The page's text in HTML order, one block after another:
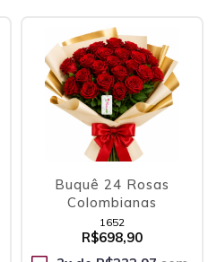
Buquê 24 Rosas
Colombianas
1652
R$698,90